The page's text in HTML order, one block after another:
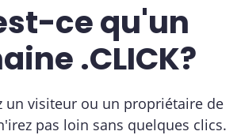
ce qu'un
.CLICK?
un visiteur ou un propriétaire de
pas loin sans quelques clics.